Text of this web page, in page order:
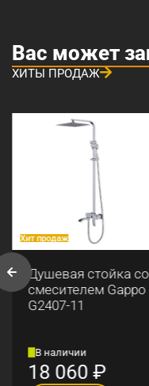
Вас может
ХИТЫ ПРОДАЖ
Хит продаж
Душевая стойка со
смесителем Gappo
G2407-11
В наличии
18 060₽